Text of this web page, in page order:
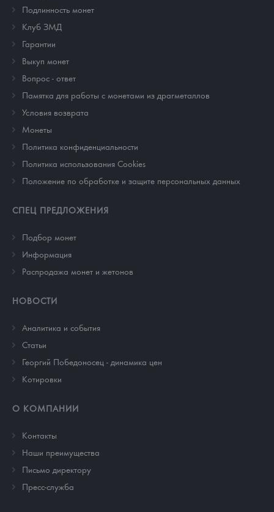
Подлинность монет
Клуб ЗМД
Гарантии
Выкуп монет
Вопрос - ответ
Памятка для работы с монетами из драгметаллов
Условия возврата
Монеты
Политика конфиденциальности
Политика использования Cookies
Положение по обработке и защите персональных данных
СПЕЦ ПРЕДЛОЖЕНИЯ
Подбор монет
Информация
Распродажа монет и жетонов
НОВОСТИ
Аналитика и события
Cтатьи
Георгий Победоносец - динамика цен
Котировки
О КОМПАНИИ
Контакты
Наши преимущества
Письмо директору
Пресс-служба